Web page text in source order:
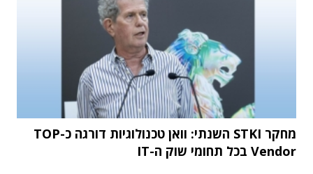
מחקר STKI השנתי: וואן טכנולוגיות דורגה כ-TOP
Vendor בכל תחומי שוק ה-IT